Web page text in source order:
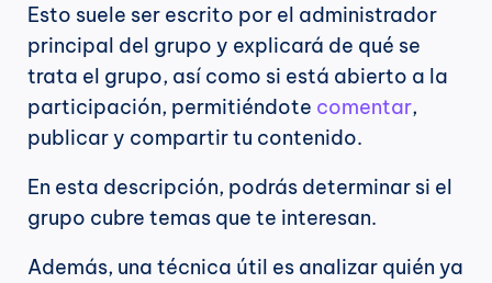
Esto suele ser escrito por el administrador
principal del grupo y explicará de qué se
trata el grupo, así como si está abierto a la
participación, permitiéndote comentar,
publicar y compartir tu contenido.
En esta descripción, podrás determinar si el
grupo cubre temas que te interesan.
Además, una técnica útil es analizar quién ya